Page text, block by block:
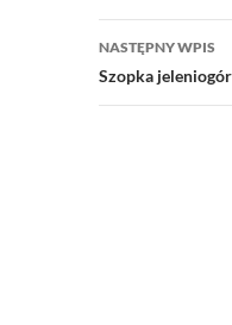
NASTĘPNY WPIS
Szopka